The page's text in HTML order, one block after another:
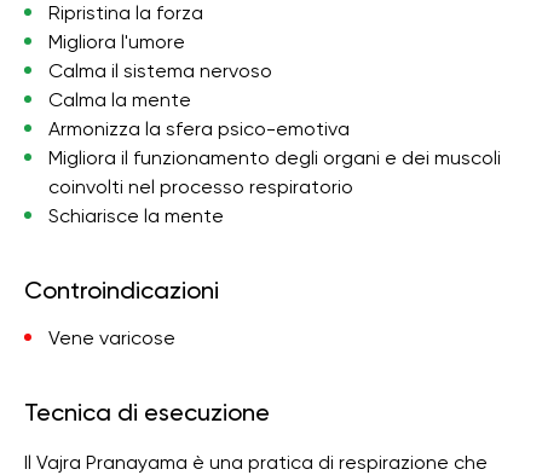
Ripristina la forza
Migliora l'umore
Calma il sistema nervoso
Calma la mente
Armonizza la sfera psico-emotiva
Migliora il funzionamento degli organi e dei muscoli
coinvolti nel processo respiratorio
Schiarisce la mente
Controindicazioni
Vene varicose
Tecnica di esecuzione
Il Vajra Pranayama è una pratica di respirazione che